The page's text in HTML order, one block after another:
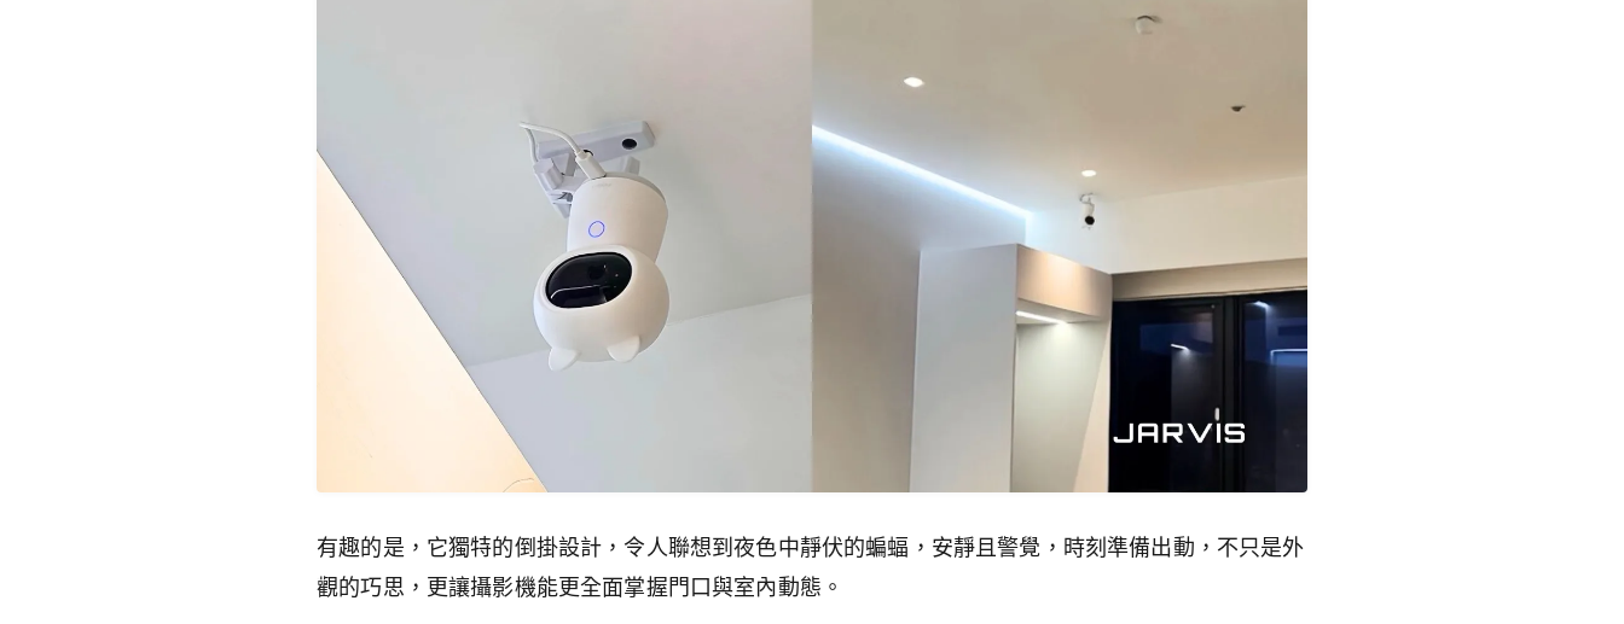
有趣的是，它獨特的倒掛設計，令人聯想到夜色中靜伏的蝙蝠，安靜且警覺，時刻準備出動，不只是外
觀的巧思，更讓攝影機能更全面掌握門口與室內動態。